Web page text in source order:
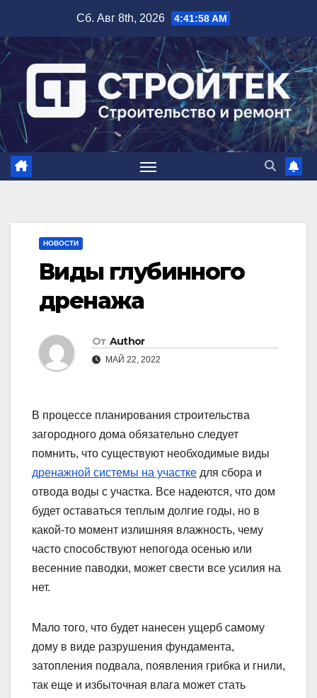
содержимому
Сб. Авг 8th, 2026 4:41:59 AM
НОВОСТИ
Виды глубинного
дренажа
От Author
МАЙ 22, 2022
В процессе планирования строительства
загородного дома обязательно следует
помнить, что существуют необходимые виды
дренажной системы на участке для сбора и
отвода воды с участка. Все надеются, что дом
будет оставаться теплым долгие годы, но в
какой-то момент излишняя влажность, чему
часто способствуют непогода осенью или
весенние паводки, может свести все усилия на
нет.
Мало того, что будет нанесен ущерб самому
дому в виде разрушения фундамента,
затопления подвала, появления грибка и гнили,
так еще и избыточная влага может стать